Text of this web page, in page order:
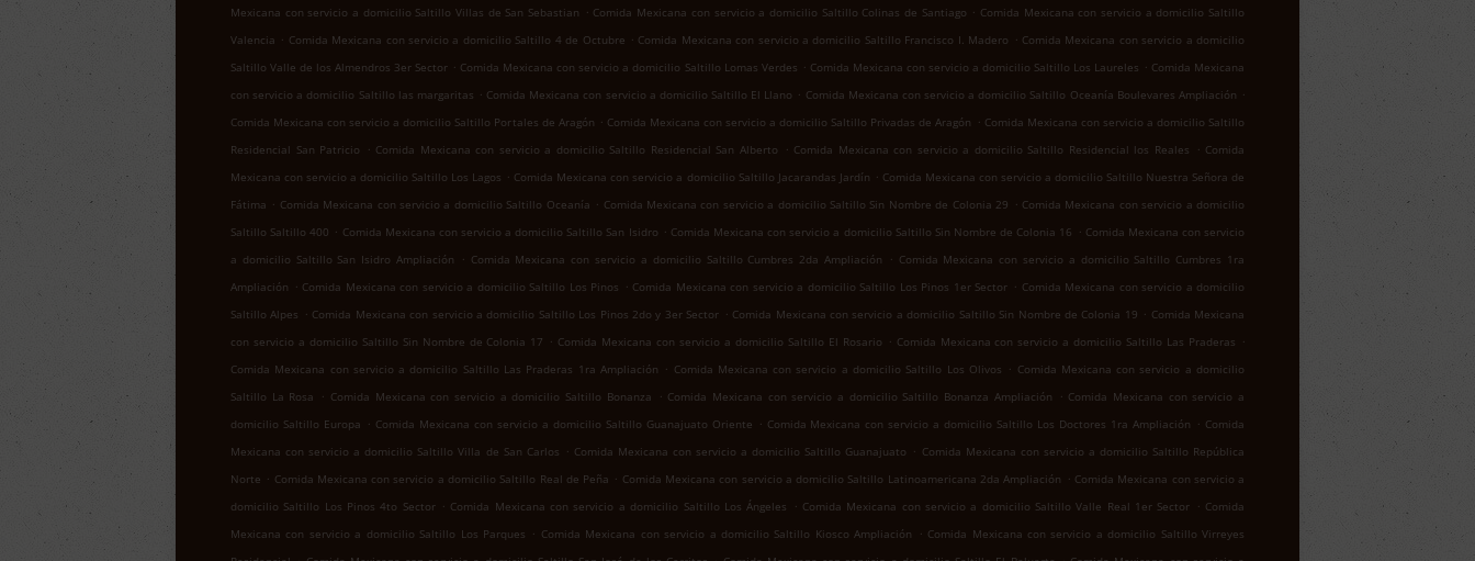
Mexicana con servicio a domicilio Saltillo Villas de San Sebastian . Comida Mexicana con servicio a domicilio Saltillo Colinas de Santiago . Comida Mexicana con servicio a domicilio Saltillo
Valencia . Comida Mexicana con servicio a domicilio Saltillo 4 de Octubre . Comida Mexicana con servicio a domicilio Saltillo Francisco I. Madero . Comida Mexicana con servicio a domicilio
Saltillo Valle de los Almendros 3er Sector . Comida Mexicana con servicio a domicilio Saltillo Lomas Verdes . Comida Mexicana con servicio a domicilio Saltillo Los Laureles . Comida Mexicana
con servicio a domicilio Saltillo las margaritas . Comida Mexicana con servicio a domicilio Saltillo El Llano . Comida Mexicana con servicio a domicilio Saltillo Oceanía Boulevares Ampliación .
Comida Mexicana con servicio a domicilio Saltillo Portales de Aragón . Comida Mexicana con servicio a domicilio Saltillo Privadas de Aragón . Comida Mexicana con servicio a domicilio Saltillo
Residencial San Patricio
. Comida Mexicana con servicio a domicilio Saltillo Residencial San Alberto . Comida Mexicana con servicio a domicilio Saltillo Residencial los Reales . Comida
Mexicana con servicio a domicilio Saltillo Los Lagos . Comida Mexicana con servicio a domicilio Saltillo Jacarandas Jardín . Comida Mexicana con servicio a domicilio Saltillo Nuestra Señora de
Fátima . Comida Mexicana con servicio a domicilio Saltillo Oceanía . Comida Mexicana con servicio a domicilio Saltillo Sin Nombre de Colonia 29 . Comida Mexicana con servicio a domicilio
Saltillo Saltillo 400 . Comida Mexicana con servicio a domicilio Saltillo San Isidro . Comida Mexicana con servicio a domicilio Saltillo Sin Nombre de Colonia 16 . Comida Mexicana con servicio
a domicilio Saltillo San Isidro Ampliación
. Comida Mexicana con servicio a domicilio Saltillo Cumbres 2da Ampliación . Comida Mexicana con servicio a domicilio Saltillo Cumbres 1ra
Ampliación . Comida Mexicana con servicio a domicilio Saltillo Los Pinos . Comida Mexicana con servicio a domicilio Saltillo Los Pinos 1er Sector . Comida Mexicana con servicio a domicilio
Saltillo Alpes . Comida Mexicana con servicio a domicilio Saltillo Los Pinos 2do y 3er Sector . Comida Mexicana con servicio a domicilio Saltillo Sin Nombre de Colonia 19 . Comida Mexicana
con servicio a domicilio Saltillo Sin Nombre de Colonia 17 . Comida Mexicana con servicio a domicilio Saltillo El Rosario . Comida Mexicana con servicio a domicilio Saltillo Las Praderas .
Comida Mexicana con servicio a domicilio Saltillo Las Praderas 1ra Ampliación . Comida Mexicana con servicio a domicilio Saltillo Los Olivos . Comida Mexicana con servicio a domicilio
Saltillo La Rosa
. Comida Mexicana con servicio a domicilio Saltillo Bonanza . Comida Mexicana con servicio a domicilio Saltillo Bonanza Ampliación . Comida Mexicana con servicio a
domicilio Saltillo Europa . Comida Mexicana con servicio a domicilio Saltillo Guanajuato Oriente . Comida Mexicana con servicio a domicilio Saltillo Los Doctores 1ra Ampliación . Comida
Mexicana con servicio a domicilio Saltillo Villa de San Carlos . Comida Mexicana con servicio a domicilio Saltillo Guanajuato . Comida Mexicana con servicio a domicilio Saltillo República
Norte . Comida Mexicana con servicio a domicilio Saltillo Real de Peña . Comida Mexicana con servicio a domicilio Saltillo Latinoamericana 2da Ampliación . Comida Mexicana con servicio a
domicilio Saltillo Los Pinos 4to Sector . Comida Mexicana con servicio a domicilio Saltillo Los Ángeles . Comida Mexicana con servicio a domicilio Saltillo Valle Real 1er Sector . Comida
Mexicana con servicio a domicilio Saltillo Los Parques . Comida Mexicana con servicio a domicilio Saltillo Kiosco Ampliación . Comida Mexicana con servicio a domicilio Saltillo Virreyes